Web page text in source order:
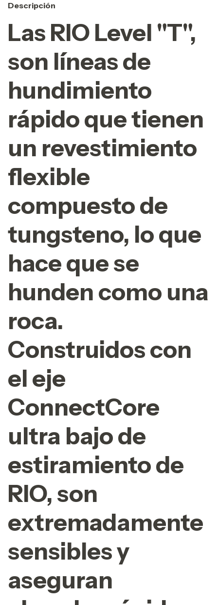
Descripción
Las RIO Level "T",
son líneas de
hundimiento
rápido que tienen
un revestimiento
flexible
compuesto de
tungsteno, lo que
hace que se
hunden como una
roca.
Construidos con
el eje
ConnectCore
ultra bajo de
estiramiento de
RIO, son
extremadamente
sensibles y
aseguran